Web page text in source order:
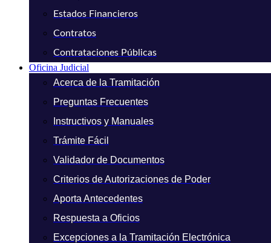
Estados Financieros
Contratos
Contrataciones Públicas
Oficina Judicial
Acerca de la Tramitación
Preguntas Frecuentes
Instructivos y Manuales
Trámite Fácil
Validador de Documentos
Criterios de Autorizaciones de Poder
Aporta Antecedentes
Respuesta a Oficios
Excepciones a la Tramitación Electrónica